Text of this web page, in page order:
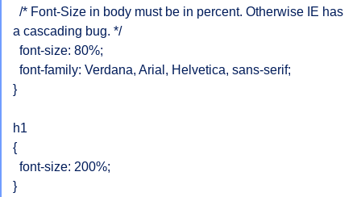
a cascading bug. */
}
h1
{
}